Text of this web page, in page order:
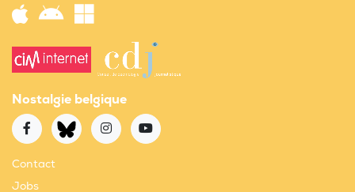
Nostalgie belgique
Contact
Jobs